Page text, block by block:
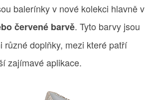
balerínky v nové kolekci hlavně v
červené barvě. Tyto barvy jsou
různé doplňky, mezi které patří
zajímavé aplikace.